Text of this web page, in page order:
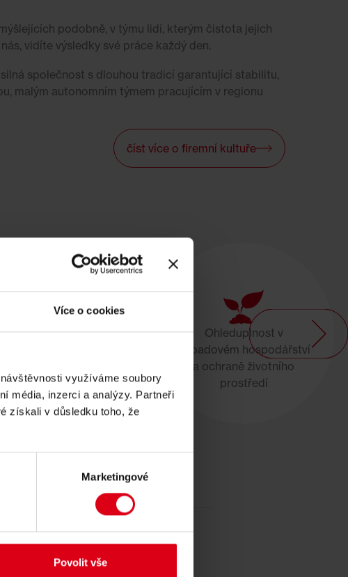
Více o cookies
využíváme soubory
média, inzerci a analýzy. Partneři
získali v důsledku toho, že
Marketingové
Povolit vše
podobně, v týmu lidí, kterým čistota jejich
vidíte výsledky své práce každý den.
společnost s dlouhou tradicí garantující stabilitu,
malým autonomním týmem pracujícím v regionu
číst více o firemní kultuře
životního prostředí
Ohleduplnost v
odpadovém hospodářství
a ochraně životního
prostředí